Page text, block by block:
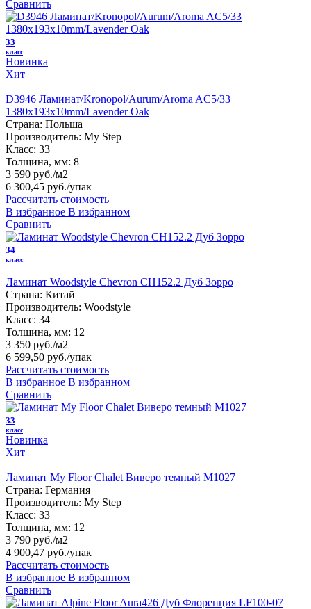
Сравнить
33
класс
Новинка
Хит
D3946 Ламинат/Kronopol/Aurum/Aroma AC5/33
1380х193x10mm/Lavender Oak
Страна: Польша
Производитель: My Step
Класс: 33
Толщина, мм: 8
3 590 руб./м2
6 300,45 руб./упак
Рассчитать стоимость
В избранное В избранном
Сравнить
34
класс
Ламинат Woodstyle Chevron CH152.2 Дуб Зорро
Страна: Китай
Производитель: Woodstyle
Класс: 34
Толщина, мм: 12
3 350 руб./м2
6 599,50 руб./упак
Рассчитать стоимость
В избранное В избранном
Сравнить
33
класс
Новинка
Хит
Ламинат My Floor Chalet Виверо темный M1027
Страна: Германия
Производитель: My Step
Класс: 33
Толщина, мм: 12
3 790 руб./м2
4 900,47 руб./упак
Рассчитать стоимость
В избранное В избранном
Сравнить